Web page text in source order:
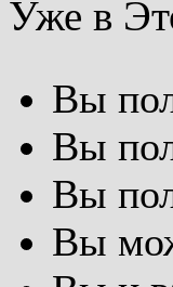
Уже в
Вы
Вы
Вы
Вы